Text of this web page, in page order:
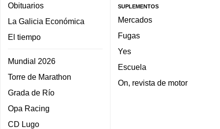
Obituarios
La Galicia Económica
El tiempo
Mundial 2026
Torre de Marathon
Grada de Río
Opa Racing
CD Lugo
SUPLEMENTOS
Mercados
Fugas
Yes
Escuela
On, revista de motor